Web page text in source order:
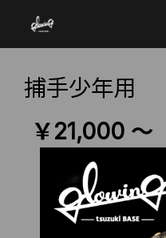
捕手少年用
￥21,000 ～